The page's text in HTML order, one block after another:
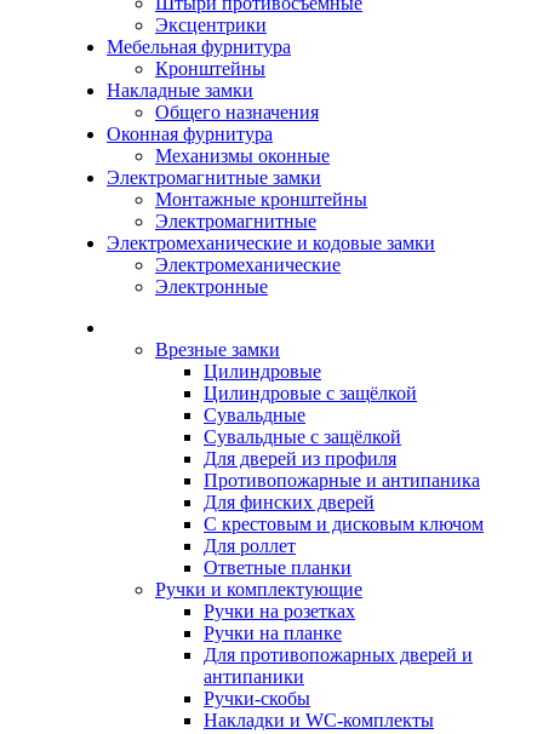
Эксцентрики
Мебельная фурнитура
Кронштейны
Накладные замки
Общего назначения
Оконная фурнитура
Механизмы оконные
Электромагнитные замки
Монтажные кронштейны
Электромагнитные
Электромеханические и кодовые замки
Электромеханические
Электронные
Врезные замки
Цилиндровые
Цилиндровые с защёлкой
Сувальдные
Сувальдные с защёлкой
Для дверей из профиля
Противопожарные и антипаника
Для финских дверей
С крестовым и дисковым ключом
Для роллет
Ответные планки
Ручки и комплектующие
Ручки на розетках
Ручки на планке
Для противопожарных дверей и
антипаники
Ручки-скобы
Накладки и WC-комплекты